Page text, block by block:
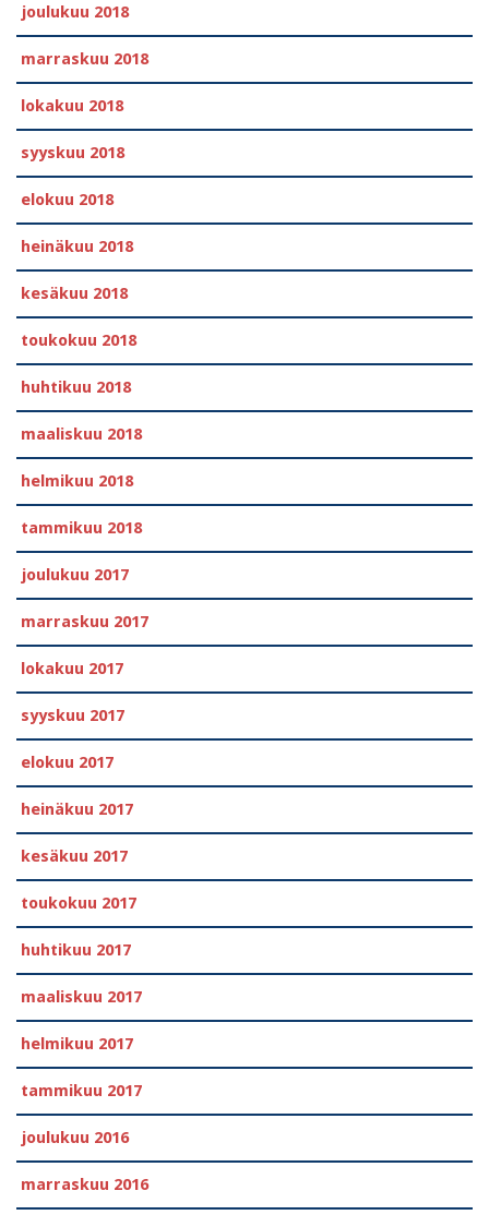
joulukuu 2018
marraskuu 2018
lokakuu 2018
syyskuu 2018
elokuu 2018
heinäkuu 2018
kesäkuu 2018
toukokuu 2018
huhtikuu 2018
maaliskuu 2018
helmikuu 2018
tammikuu 2018
joulukuu 2017
marraskuu 2017
lokakuu 2017
syyskuu 2017
elokuu 2017
heinäkuu 2017
kesäkuu 2017
toukokuu 2017
huhtikuu 2017
maaliskuu 2017
helmikuu 2017
tammikuu 2017
joulukuu 2016
marraskuu 2016